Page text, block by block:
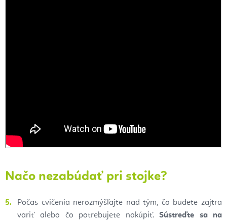
Načo nezabúdať pri stojke?
Počas cvičenia nerozmýšľajte nad tým, čo budete zajtra
variť alebo čo potrebujete nakúpiť.Sústreďte sa na